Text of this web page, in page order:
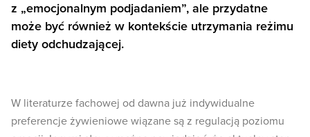
z „emocjonalnym podjadaniem”, ale przydatne
może być również w kontekście utrzymania reżimu
diety odchudzającej.
W literaturze fachowej od dawna już indywidualne
preferencje żywieniowe wiązane są z regulacją poziomu